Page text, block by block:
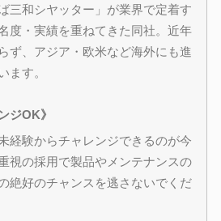
三和シヤッター」が業界で定着す
度・実績を重ねてきた同社。近年
ず、アジア・欧米など海外にも進
ます。
ジOK》
経験からチャレンジできるのが今
視の採用で製品やメンテナンスの
絶好のチャンスを逃さないでくだ